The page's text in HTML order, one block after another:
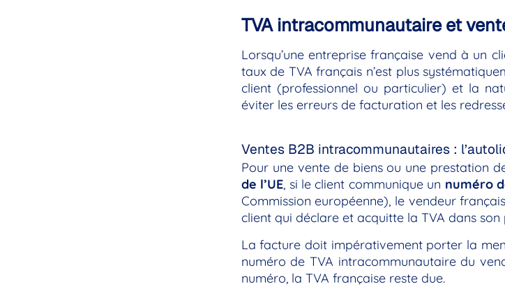
TVA intracommunautaire et
Lorsqu’une entreprise française vend à un
taux de TVA français n’est plus
client (professionnel ou particulier) et la
éviter les erreurs de facturation et les
Ventes B2B intracommunautaires :
Pour une vente de biens ou une prestation
de l’UE, si le client communique un numéro
Commission européenne), le vendeur
client qui déclare et acquitte la TVA dans
La facture doit impérativement porter la
numéro de TVA intracommunautaire du
numéro, la TVA française reste due.